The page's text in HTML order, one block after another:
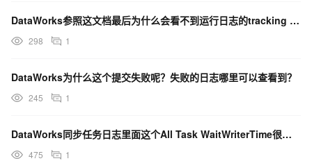
DataWorks参照这文档最后为什么会看不到运行日志的tracking URL中查看运行结果？
298 1
DataWorks为什么这个提交失败呢？失败的日志哪里可以查看到？
245 1
DataWorks同步任务日志里面这个All Task WaitWriterTime很高是什么原因呀
475 1